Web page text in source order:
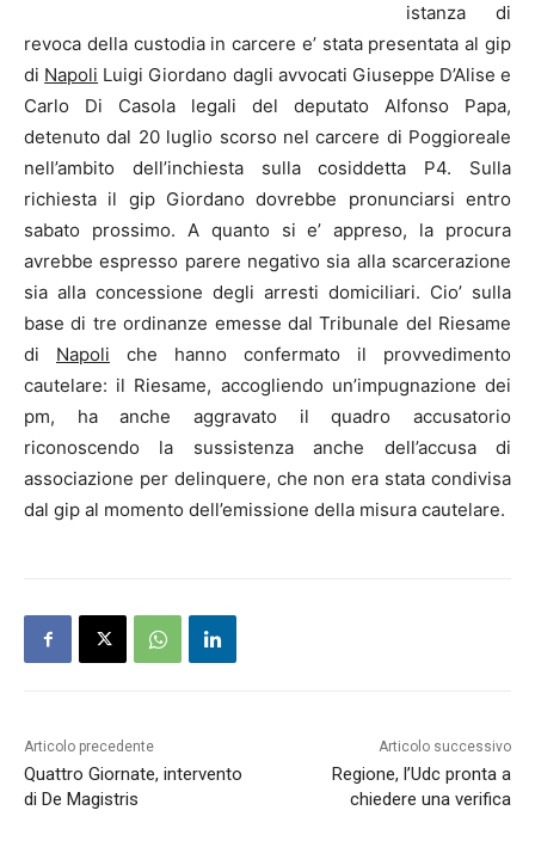
istanza di
revoca della custodia in carcere e’ stata presentata al gip
di Napoli Luigi Giordano dagli avvocati Giuseppe D’Alise e
Carlo Di Casola legali del deputato Alfonso Papa,
detenuto dal 20 luglio scorso nel carcere di Poggioreale
nell’ambito dell’inchiesta sulla cosiddetta P4. Sulla
richiesta il gip Giordano dovrebbe pronunciarsi entro
sabato prossimo. A quanto si e’ appreso, la procura
avrebbe espresso parere negativo sia alla scarcerazione
sia alla concessione degli arresti domiciliari. Cio’ sulla
base di tre ordinanze emesse dal Tribunale del Riesame
di Napoli che hanno confermato il provvedimento
cautelare: il Riesame, accogliendo un’impugnazione dei
pm, ha anche aggravato il quadro accusatorio
riconoscendo la sussistenza anche dell’accusa di
associazione per delinquere, che non era stata condivisa
dal gip al momento dell’emissione della misura cautelare.
Articolo precedente
Quattro Giornate, intervento
di De Magistris
Articolo successivo
Regione, l’Udc pronta a
chiedere una verifica